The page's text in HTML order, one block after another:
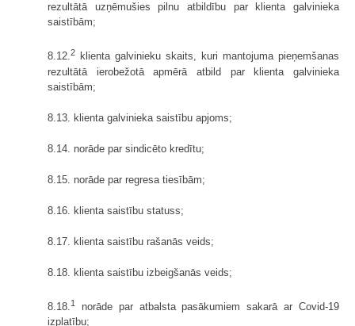
rezultātā uzņēmušies pilnu atbildību par klienta galvinieka
saistībām;
8.12.2
klienta galvinieku skaits, kuri mantojuma pieņemšanas
rezultātā ierobežotā apmērā atbild par klienta galvinieka
saistībām;
8.13. klienta galvinieka saistību apjoms;
8.14. norāde par sindicēto kredītu;
8.15. norāde par regresa tiesībām;
8.16. klienta saistību statuss;
8.17. klienta saistību rašanās veids;
8.18. klienta saistību izbeigšanās veids;
8.18. 1
norāde par atbalsta pasākumiem sakarā ar Covid-19
izplatību;